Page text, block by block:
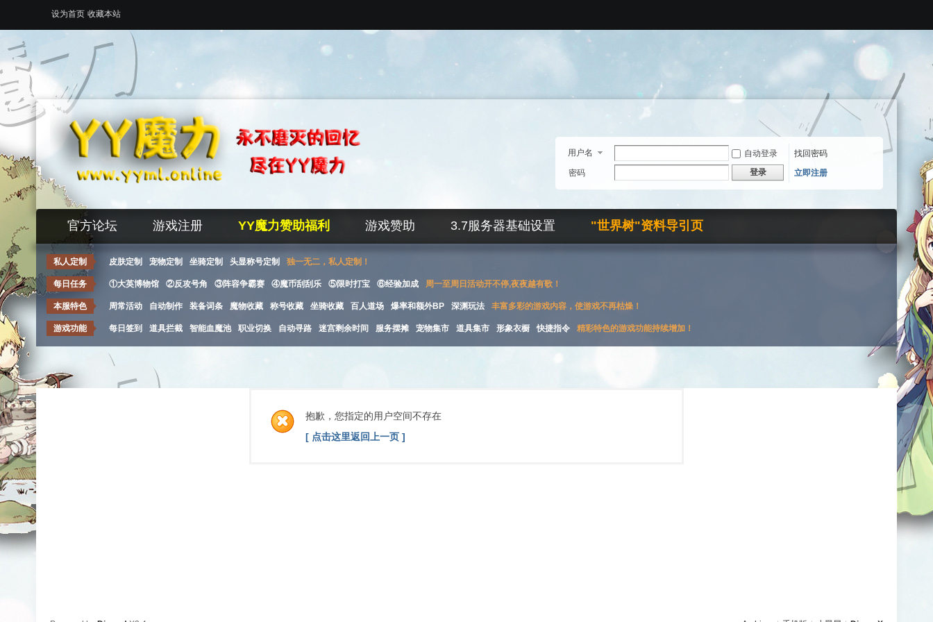
设为首页 收藏本站
用户名 自动登录
找回密码
密码
登录 立即注册
官方论坛 游戏注册 YY魔力赞助福利 游戏赞助 3.7服务器基础设置 "世界树"资料导引页
私人定制 皮肤定制 宠物定制 坐骑定制 头显称号定制 独一无二，私人定制！
每日任务 ①大英博物馆 ②反攻号角 ③阵容争霸赛 ④魔币刮刮乐 ⑤限时打宝 ⑥经验加成 周一至周日活动开不停,夜夜越有歌！
本服特色 周常活动 自动制作 装备词条 魔物收藏 称号收藏 坐骑收藏 百人道场 爆率和额外BP 深渊玩法 丰富多彩的游戏内容，使游戏不再枯燥！
游戏功能 每日签到 道具拦截 智能血魔池 职业切换 自动寻路 迷宫剩余时间 服务摆摊 宠物集市 道具集市 形象衣橱 快捷指令 精彩特色的游戏功能持续增加！
抱歉，您指定的用户空间不存在
[ 点击这里返回上一页 ]